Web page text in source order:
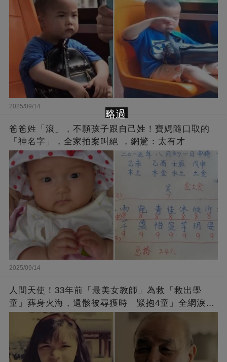
2025/09/14
爸爸姓「滾」，不願孩子跟自己姓！寶媽隨口取的
「神名字」，全家拍案叫絕 ，網驚：太有才
2025/09/14
人間天使！33年前「最美女教師」為救「救出學
童」葬身火海，遺骸被尋獲時「緊抱4童」全網淚
崩：真正的英雄不該被遺忘
略過